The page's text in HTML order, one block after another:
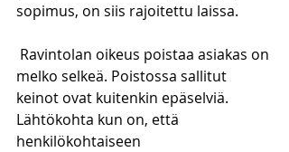
sopimus, on siis rajoitettu laissa.
melko selkeä. Poistossa sallitut
keinot ovat kuitenkin epäselviä.
Lähtökohta kun on, että
henkilökohtaiseen